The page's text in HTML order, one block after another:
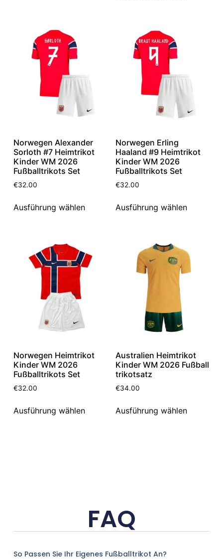
Norwegen Alexander
Sorloth #7 Heimtrikot
Kinder WM 2026
Fußballtrikots Set
€32.00
Ausführung wählen
Norwegen Erling
Haaland #9 Heimtrikot
Kinder WM 2026
Fußballtrikots Set
€32.00
Ausführung wählen
Norwegen Heimtrikot
Kinder WM 2026
Fußballtrikots Set
€32.00
Ausführung wählen
Australien Heimtrikot
Kinder WM 2026 Fußball
trikotsatz
€34.00
Ausführung wählen
FAQ
So Passen Sie Ihr Eigenes Fußballtrikot An?